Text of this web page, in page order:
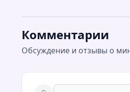
Комментарии
Обсуждение и отзывы о